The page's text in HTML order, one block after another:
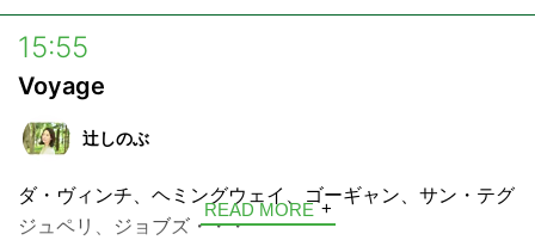
---
Causette.Joli
https://causettejoli.jp/
また、幅広い交友関係からゲストを招くこともある。
15:55
Voyage
辻しのぶ
ダ・ヴィンチ、ヘミングウェイ、ゴーギャン、サン・テグ
ジュペリ、ジョブズ・・・
READ MORE